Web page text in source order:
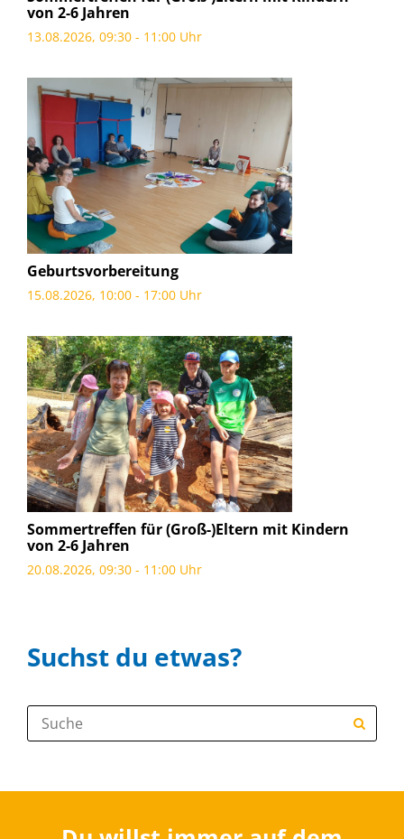
von 2-6 Jahren
13.08.2026, 09:30 - 11:00 Uhr
Geburtsvorbereitung
15.08.2026, 10:00 - 17:00 Uhr
Sommertreffen für (Groß-)Eltern mit Kindern
von 2-6 Jahren
20.08.2026, 09:30 - 11:00 Uhr
Suchst du etwas?
Suche: